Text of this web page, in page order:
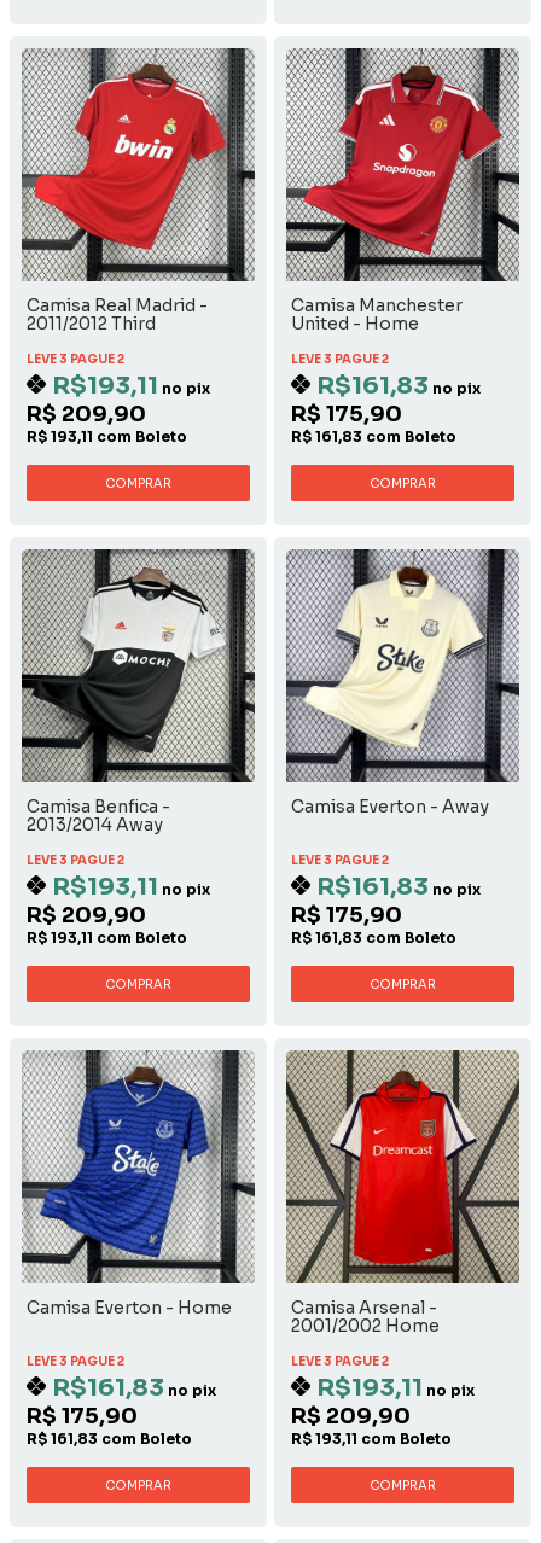
Camisa Real Madrid -
2011/2012 Third
LEVE 3 PAGUE 2
R$193,11 no pix
R$ 209,90
R$ 193,11 com Boleto
COMPRAR
Camisa Manchester
United - Home
LEVE 3 PAGUE 2
R$161,83 no pix
R$ 175,90
R$ 161,83 com Boleto
COMPRAR
Camisa Benfica -
2013/2014 Away
LEVE 3 PAGUE 2
R$193,11 no pix
R$ 209,90
R$ 193,11 com Boleto
COMPRAR
Camisa Everton - Away
LEVE 3 PAGUE 2
R$161,83 no pix
R$ 175,90
R$ 161,83 com Boleto
COMPRAR
Camisa Everton - Home
LEVE 3 PAGUE 2
R$161,83 no pix
R$ 175,90
R$ 161,83 com Boleto
COMPRAR
Camisa Arsenal -
2001/2002 Home
LEVE 3 PAGUE 2
R$193,11 no pix
R$ 209,90
R$ 193,11 com Boleto
COMPRAR